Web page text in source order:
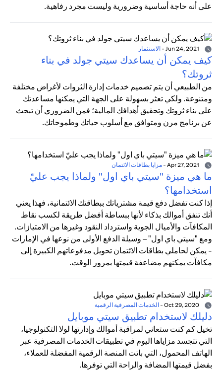
على أنه حاجة أساسية وضرورية وليست مجرد رفاهية.
- الاستثمار
كيف يمكن أن يساعدك سيتي جولد في بناء
ثروتك؟
من الطبيعي أن يتم تصميم خدمات إدارة الثروات لأغراض مختلفة
ومتنوعة. ولكي تعثر بسهولة على الجهة التي يمكنها مساعدتك
على بناء ثروتك وتحقيق أهدافك المالية؛ فمن الضروري أن تبحث
عن برنامج مرن ومتوافق مع أسلوب حياتك وطموحاتك.
- مزايا بطاقات الائتمان
ما هي ميزة "سيتي باي اول" ولماذا يجب عليّ
استخدامها؟
إذا كنت تفضل دفع قيمة مشترياتك ببطاقتك الائتمانية، فهذا يعني
أنك تنفق أموالك بذكاء لأنها ببساطة أفضل طريقة لكسب نقاط
المكافآت والأميال الجوية واسترداد النقود وغيرها من الامتيازات.
ومع "سيتي باي اول" – وسيلة الدفع الأولى من نوعها في الإمارات
- يمكن لحاملي بطاقات الائتمان تحويل مدفوعاتهم الكبيرة إلى
مكافآت يمكنهم مضاعفة قيمتها بمرور الوقت.
- الخدمات المصرفية الرقمية
دليلك لاستخدام تطبيق سيتي موبايل
تخيل كم كنت ستعاني لمراقبة أموالك وإدارتها لولا التكنولوجيا،
التي تتجسد مزاياها اليوم في تطبيقات الخدمات المصرفية عبر
الهاتف المحمول، التي باتت المنصة الرقمية المفضلة للعملاء،
بفضل قيمتها المضافة والراحة التي توفرها.